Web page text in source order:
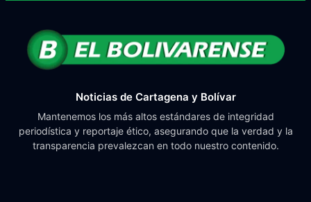
Noticias de Cartagena y Bolívar
Mantenemos los más altos estándares de integridad
periodística y reportaje ético, asegurando que la verdad y la
transparencia prevalezcan en todo nuestro contenido.